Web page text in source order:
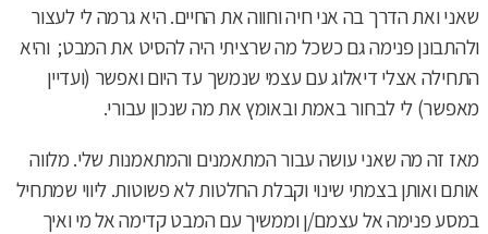
שאני ואת הדרך בה אני חיה וחווה את החיים. היא גרמה לי לעצור
ולהתבונן פנימה גם כשכל מה שרציתי היה להסיט את המבט; והיא
התחילה אצלי דיאלוג עם עצמי שנמשך עד היום ואפשר (ועדיין
מאפשר) לי לבחור באמת ובאומץ את מה שנכון עבורי.
מאז זה מה שאני עושה עבור המתאמנים והמתאמנות שלי. מלווה
אותם ואותן בצמתי שינוי וקבלת החלטות לא פשוטות. ליווי שמתחיל
במסע פנימה אל עצמם/ן וממשיך עם המבט קדימה אל מי ואיך